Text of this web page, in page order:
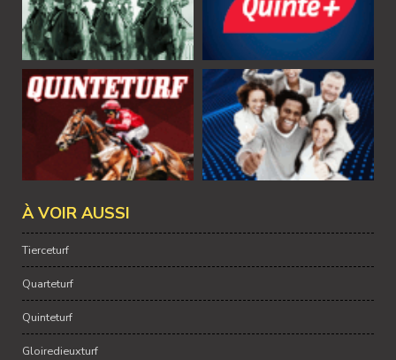
À VOIR AUSSI
Tierceturf
Quarteturf
Quinteturf
Gloiredieuxturf